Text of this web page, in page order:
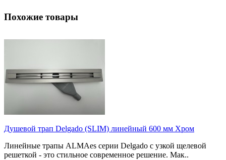
Похожие товары
Душевой трап Delgado (SLIM) линейный 600 мм Хром
Линейные трапы ALMAes серии Delgado с узкой щелевой
решеткой - это стильное современное решение. Мак..